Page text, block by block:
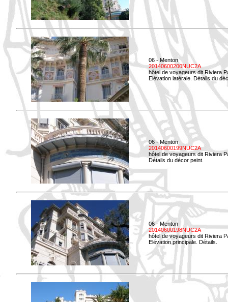
06 - Menton
20140600200NUC2A
hôtel de voyageurs dit Riviera
Elévation latérale. Détails du
06 - Menton
20140600199NUC2A
hôtel de voyageurs dit Riviera
Détails du décor peint.
06 - Menton
20140600198NUC2A
hôtel de voyageurs dit Riviera
Elévation principale. Détails.